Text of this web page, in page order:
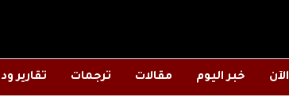
خبر اليوم مقالات ترجمات تقارير